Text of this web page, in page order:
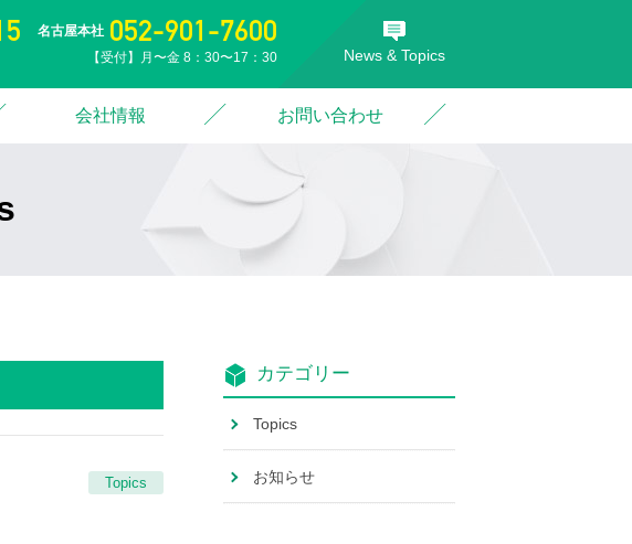
名古屋本社 052-901-7600
【受付】月〜金 8：30〜17：30 News & Topics
会社情報 お問い合わせ
Topics
カテゴリー
Topics
お知らせ